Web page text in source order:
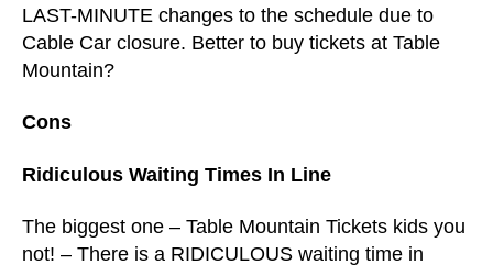
LAST-MINUTE changes to the schedule due to
Cable Car closure. Better to buy tickets at Table
Mountain?
Cons
Ridiculous Waiting Times In Line
The biggest one – Table Mountain Tickets kids you
not! – There is a RIDICULOUS waiting time in